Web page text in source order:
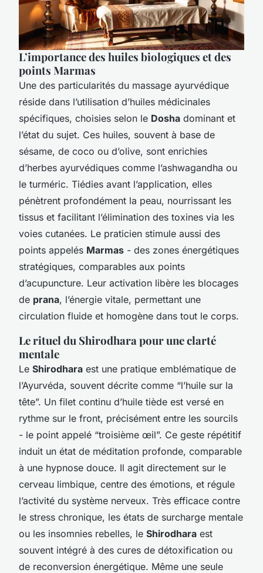
L’importance des huiles biologiques et des
points Marmas
Une des particularités du massage ayurvédique
réside dans l’utilisation d’huiles médicinales
spécifiques, choisies selon le Dosha dominant et
l’état du sujet. Ces huiles, souvent à base de
sésame, de coco ou d’olive, sont enrichies
d’herbes ayurvédiques comme l’ashwagandha ou
le turméric. Tiédies avant l’application, elles
pénètrent profondément la peau, nourrissant les
tissus et facilitant l’élimination des toxines via les
voies cutanées. Le praticien stimule aussi des
points appelés Marmas - des zones énergétiques
stratégiques, comparables aux points
d’acupuncture. Leur activation libère les blocages
de prana, l’énergie vitale, permettant une
circulation fluide et homogène dans tout le corps.
Le rituel du Shirodhara pour une clarté
mentale
Le Shirodhara est une pratique emblématique de
l’Ayurvéda, souvent décrite comme “l’huile sur la
tête”. Un filet continu d’huile tiède est versé en
rythme sur le front, précisément entre les sourcils
- le point appelé “troisième œil”. Ce geste répétitif
induit un état de méditation profonde, comparable
à une hypnose douce. Il agit directement sur le
cerveau limbique, centre des émotions, et régule
l’activité du système nerveux. Très efficace contre
le stress chronique, les états de surcharge mentale
ou les insomnies rebelles, le Shirodhara est
souvent intégré à des cures de détoxification ou
de reconversion énergétique. Même une seule